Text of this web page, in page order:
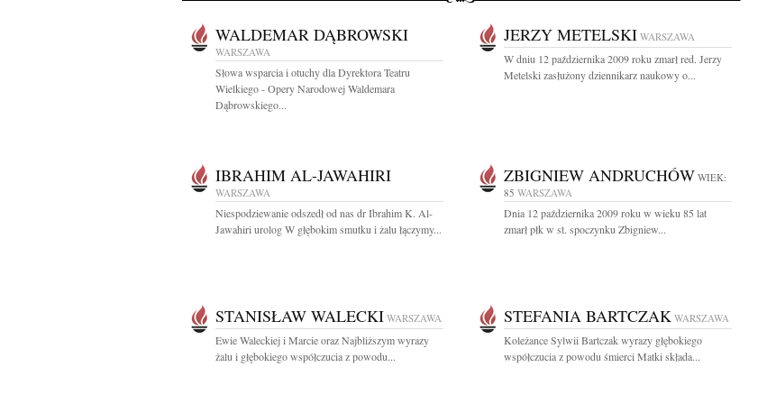
WALDEMAR DĄBROWSKI
WARSZAWA
Słowa wsparcia i otuchy dla Dyrektora Teatru
Wielkiego - Opery Narodowej Waldemara
Dąbrowskiego...
JERZY METELSKI WARSZAWA
W dniu 12 października 2009 roku zmarł red. Jerzy
Metelski zasłużony dziennikarz naukowy o...
IBRAHIM AL-JAWAHIRI
WARSZAWA
Niespodziewanie odszedł od nas dr Ibrahim K. Al-
Jawahiri urolog W głębokim smutku i żalu łączymy...
ZBIGNIEW ANDRUCHÓW WIEK:
85 WARSZAWA
Dnia 12 października 2009 roku w wieku 85 lat
zmarł płk w st. spoczynku Zbigniew...
STANISŁAW WALECKI WARSZAWA
Ewie Waleckiej i Marcie oraz Najbliższym wyrazy
żalu i głębokiego współczucia z powodu...
STEFANIA BARTCZAK WARSZAWA
Koleżance Sylwii Bartczak wyrazy głębokiego
współczucia z powodu śmierci Matki składa...